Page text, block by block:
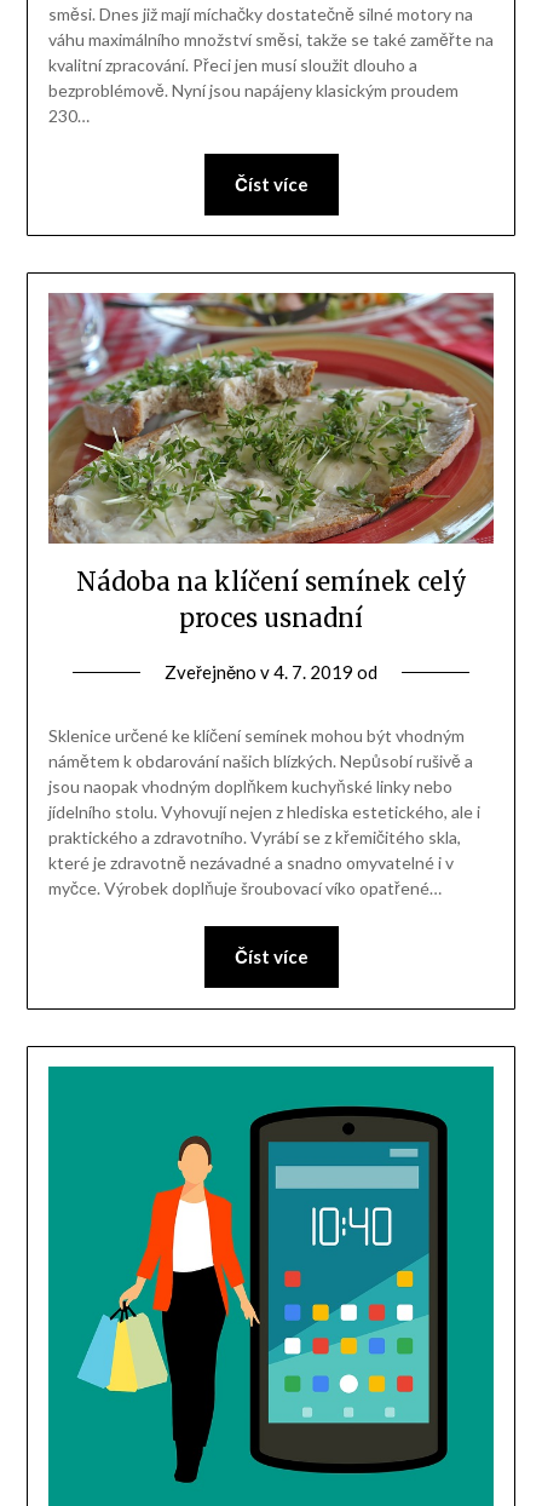
směsi. Dnes již mají míchačky dostatečně silné motory na
váhu maximálního množství směsi, takže se také zaměřte na
kvalitní zpracování. Přeci jen musí sloužit dlouho a
bezproblémově. Nyní jsou napájeny klasickým proudem
230…
Číst více
Nádoba na klíčení semínek celý
proces usnadní
Zveřejněno v4. 7. 2019 od
Sklenice určené ke klíčení semínek mohou být vhodným
námětem k obdarování našich blízkých. Nepůsobí rušivě a
jsou naopak vhodným doplňkem kuchyňské linky nebo
jídelního stolu. Vyhovují nejen z hlediska estetického, ale i
praktického a zdravotního. Vyrábí se z křemičitého skla,
které je zdravotně nezávadné a snadno omyvatelné i v
myčce. Výrobek doplňuje šroubovací víko opatřené…
Číst více